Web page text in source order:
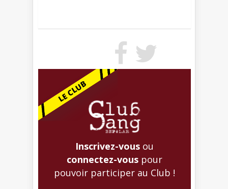
Inscrivez-vous ou
connectez-vous pour
pouvoir participer au Club !